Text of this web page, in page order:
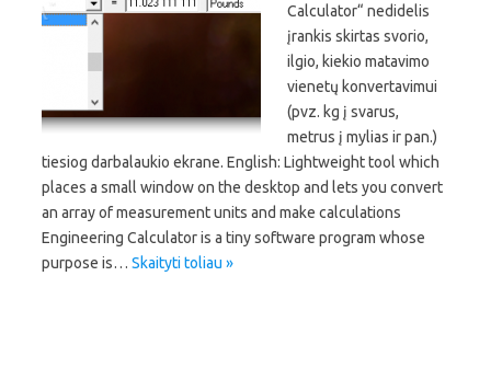
Calculator“ nedidelis
įrankis skirtas svorio,
ilgio, kiekio matavimo
vienetų konvertavimui
(pvz. kg į svarus,
metrus į mylias ir pan.)
tiesiog darbalaukio ekrane. English: Lightweight tool which
places a small window on the desktop and lets you convert
an array of measurement units and make calculations
Engineering Calculator is a tiny software program whose
purpose is… Skaityti toliau »